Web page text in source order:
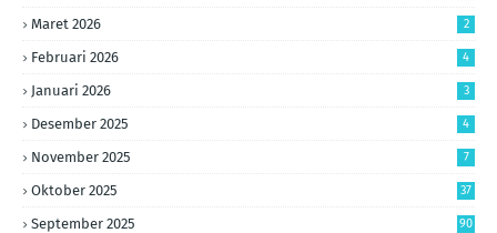
Maret 2026 2
Februari 2026 4
Januari 2026 3
Desember 2025 4
November 2025 7
Oktober 2025 37
September 2025 90